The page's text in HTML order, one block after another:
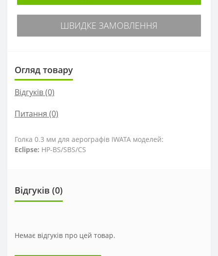
ШВИДКЕ ЗАМОВЛЕННЯ
Огляд товару
Відгуків (0)
Питання (0)
Голка 0.3 мм для аерографів IWATA моделей:
Eclipse: HP-BS/SBS/CS
Відгуків (0)
Немає відгуків про цей товар.